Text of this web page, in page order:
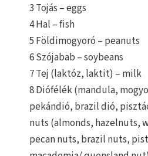
3 Tojás – eggs
4 Hal – fish
5 Földimogyoró – peanuts
6 Szójabab – soybeans
7 Tej (laktóz, laktit) – milk
8 Diófélék (mandula,
pekándió, brazil dió,
nuts (almonds, hazelnuts,
pecan nuts, brazil nuts,